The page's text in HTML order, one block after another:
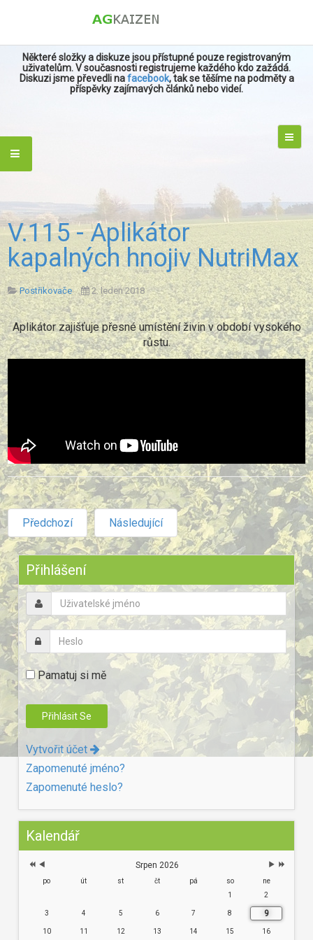
Některé složky a diskuze jsou přístupné pouze registrovaným
uživatelům. V současnosti registrujeme každého kdo zažádá.
Diskuzi jsme převedli nafacebook, tak se těšíme na podměty a
příspěvky zajímavých článků nebo videí.
V.115 - Aplikátor
kapalných hnojiv NutriMax
Postřikovače 2. leden 2018
Aplikátor zajišťuje přesné umístění živin v období vysokého
růstu.
Předchozí Následující
Přihlášení
Pamatuj si mě
Vytvořit účet
Zapomenuté jméno?
Zapomenuté heslo?
Kalendář
Předchozí
rok
Předchozí
měsíc
Následující
Následující
Srpen 2026
po út st čt pá so
ne
1
2
3 4 5 6 7 8 9
10 11 12 13 14 15 16